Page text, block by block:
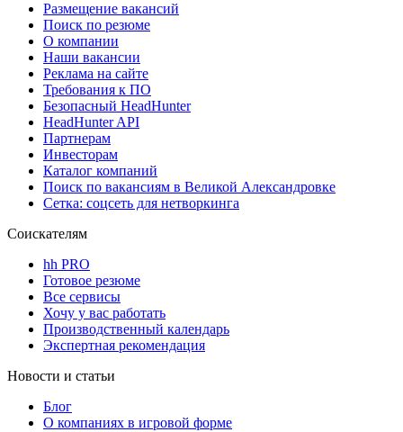
Размещение вакансий
Поиск по резюме
О компании
Наши вакансии
Реклама на сайте
Требования к ПО
Безопасный HeadHunter
HeadHunter API
Партнерам
Инвесторам
Каталог компаний
Поиск по вакансиям в Великой Александровке
Сетка: соцсеть для нетворкинга
Соискателям
hh PRO
Готовое резюме
Все сервисы
Хочу у вас работать
Производственный календарь
Экспертная рекомендация
Новости и статьи
Блог
О компаниях в игровой форме